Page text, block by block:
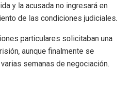
y la acusada no ingresará en
de las condiciones judiciales.
particulares solicitaban una
aunque finalmente se
semanas de negociación.